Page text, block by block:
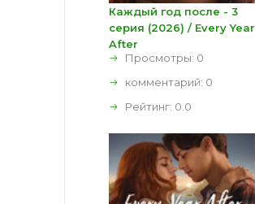
Каждый год после - 3
серия (2026) / Every Year
After
Просмотры: 0
комментарий: 0
Рейтинг: 0.0